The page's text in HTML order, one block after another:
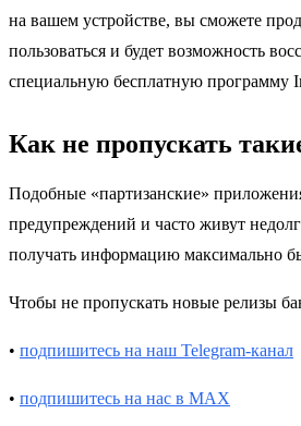
на вашем устройстве, вы сможете
пользоваться и будет возможность
специальную бесплатную программу
Как не пропускать
Подобные «партизанские»
предупреждений и часто живут
получать информацию максимально
Чтобы не пропускать новые релизы
• подпишитесь на наш Telegram-канал
• подпишитесь на нас в MAX